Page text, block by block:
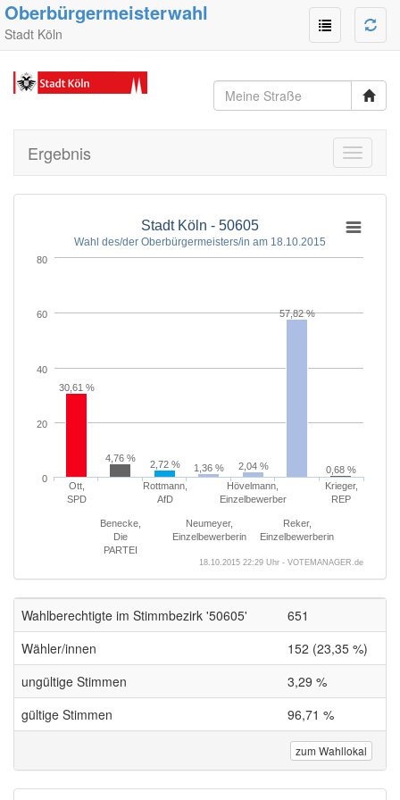
Oberbürgermeisterwahl
Stadt Köln
Toggle
Ergebnis
Stadt Köln - 50605
Wahl des/der Oberbürgermeisters/in am 18.10.2015
30,61 %
4,76 %
2,72 % 1,36 % 2,04 %
57,82 %
0,68 %
Ott,
SPD
Benecke,
Die
PARTEI
Rottmann,
AfD
Neumeyer,
Einzelbewerberin
Hövelmann,
Einzelbewerber
Reker,
Einzelbewerberin
Krieger,
REP
0
20
40
60
80
18.10.2015 22:29 Uhr - VOTEMANAGER.de
Wahlberechtigte im Stimmbezirk '50605'
651
Wähler/innen
152 (23,35 %)
ungültige Stimmen
3,29 %
gültige Stimmen
96,71 %
zum Wahllokal